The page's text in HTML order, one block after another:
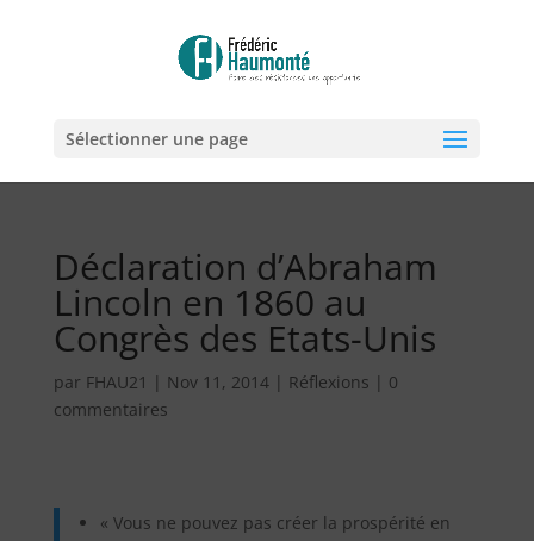
Sélectionner une page
Déclaration d’Abraham
Lincoln en 1860 au
Congrès des Etats-Unis
par FHAU21 | Nov 11, 2014| Réflexions | 0
commentaires
« Vous ne pouvez pas créer la prospérité en